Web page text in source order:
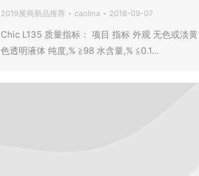
2019展商新品推荐 caolina 2018-09-07
Chic L135 质量指标： 项目 指标 外观 无色或淡黄
色透明液体 纯度,% ≧98 水含量,% ≦0.1…